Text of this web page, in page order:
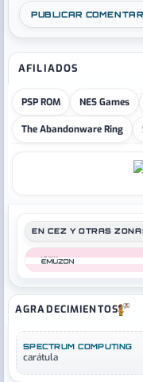
AFILIADOS
PSP ROM NES Games
The Abandonware Ring
EN CEZ Y OTRAS
AGRADECIMIENTOS
SPECTRUM COMPUTING
carátula